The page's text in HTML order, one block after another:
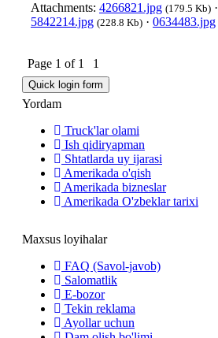
Attachments: 4266821.jpg (179.5 Kb) ·
5842214.jpg (228.8 Kb) · 0634483.jpg
Page 1 of 1 1
Yordam
Truck'lar olami
Ish qidiryapman
Shtatlarda uy ijarasi
Amerikada o'qish
Amerikada bizneslar
Amerikada O'zbeklar tarixi
Maxsus loyihalar
FAQ (Savol-javob)
Salomatlik
E-bozor
Tekin reklama
Ayollar uchun